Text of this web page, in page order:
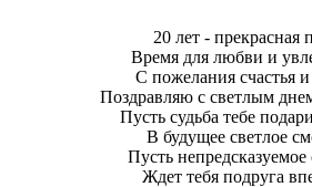
20 лет - прекрасная
Время для любви и
С пожелания счастья и
Поздравляю с светлым
Пусть судьба тебе
В будущее светлое
Пусть непредсказуемое
Ждет тебя подруга